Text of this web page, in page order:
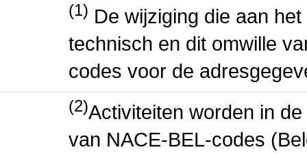
(1) De wijziging die aan
technisch en dit omwille
codes voor de
(2)Activiteiten worden in
van NACE-BEL-codes